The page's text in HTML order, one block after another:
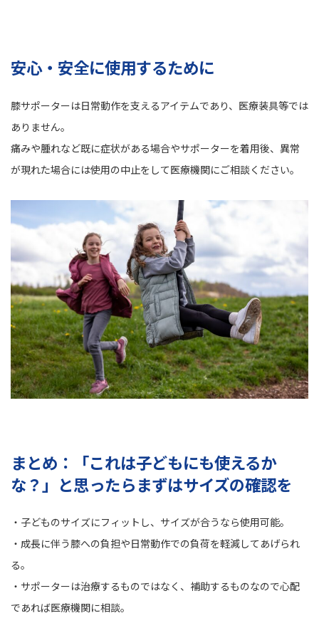
安心・安全に使用するために
膝サポーターは日常動作を支えるアイテムであり、医療装具等では
ありません。
痛みや腫れなど既に症状がある場合やサポーターを着用後、異常
が現れた場合には使用の中止をして医療機関にご相談ください。
まとめ：「これは子どもにも使えるか
な？」と思ったらまずはサイズの確認を
・子どものサイズにフィットし、サイズが合うなら使用可能。
・成長に伴う膝への負担や日常動作での負荷を軽減してあげられ
る。
・サポーターは治療するものではなく、補助するものなので心配
であれば医療機関に相談。